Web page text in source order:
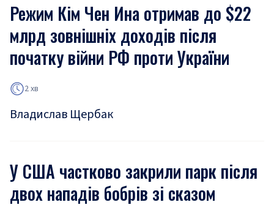
Режим Кім Чен Ина отримав до $22
млрд зовнішніх доходів після
початку війни РФ проти України
2 хв
Владислав Щербак
У США частково закрили парк після
двох нападів бобрів зі сказом